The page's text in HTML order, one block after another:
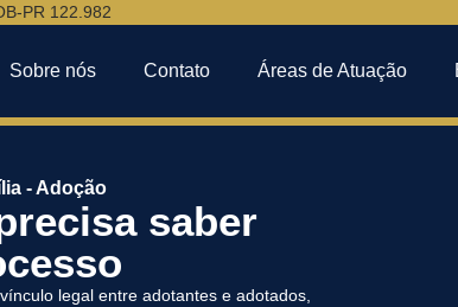
PR 122.982
Sobre nós Contato Áreas de Atuação
-Adoção
saber
legal entre adotantes e adotados,